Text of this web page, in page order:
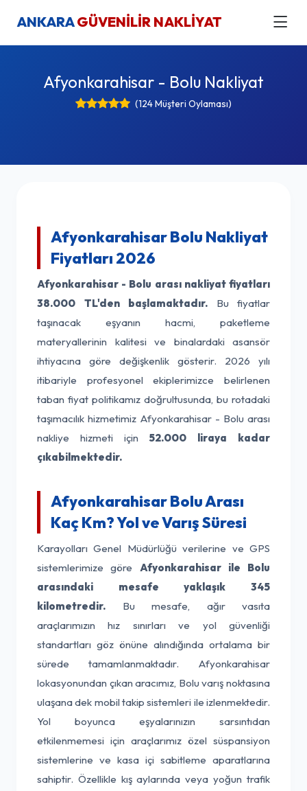
ANKARAGÜVENİLİR NAKLİYAT
Afyonkarahisar - Bolu Nakliyat
(124 Müşteri Oylaması)
Afyonkarahisar Bolu Nakliyat
Fiyatları 2026
Afyonkarahisar - Bolu arası nakliyat fiyatları
38.000 TL'den başlamaktadır. Bu fiyatlar
taşınacak eşyanın hacmi, paketleme
materyallerinin kalitesi ve binalardaki asansör
ihtiyacına göre değişkenlik gösterir. 2026 yılı
itibariyle profesyonel ekiplerimizce belirlenen
taban fiyat politikamız doğrultusunda, bu rotadaki
taşımacılık hizmetimiz Afyonkarahisar - Bolu arası
nakliye hizmeti için52.000 liraya kadar
çıkabilmektedir.
Afyonkarahisar Bolu Arası
Kaç Km? Yol ve Varış Süresi
Karayolları Genel Müdürlüğü verilerine ve GPS
sistemlerimize göre Afyonkarahisar ile Bolu
arasındaki mesafe yaklaşık 345
kilometredir. Bu mesafe, ağır vasıta
araçlarımızın hız sınırları ve yol güvenliği
standartları göz önüne alındığında ortalama bir
sürede tamamlanmaktadır. Afyonkarahisar
lokasyonundan çıkan aracımız, Bolu varış noktasına
ulaşana dek mobil takip sistemleri ile izlenmektedir.
Yol boyunca eşyalarınızın sarsıntıdan
etkilenmemesi için araçlarımız özel süspansiyon
sistemlerine ve kasa içi sabitleme aparatlarına
sahiptir. Özellikle kış aylarında veya yoğun trafik